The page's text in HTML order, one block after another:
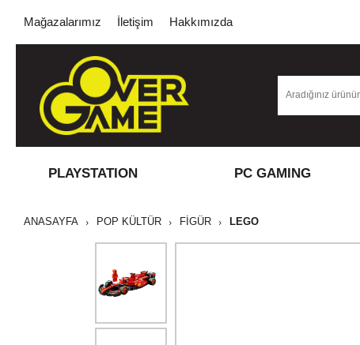
Mağazalarımız İletişim Hakkımızda
PLAYSTATION PC GAMING
ANASAYFA POP KÜLTÜR FİGÜR LEGO